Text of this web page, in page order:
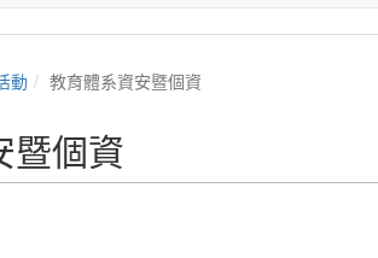
動 教育體系資安暨個資
暨個資